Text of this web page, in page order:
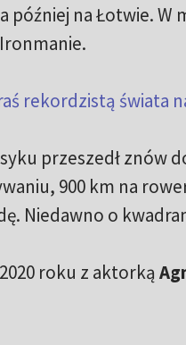
później na Łotwie. W
rekordzistą świata
przeszedł
900 km na
Niedawno o
roku z aktorką